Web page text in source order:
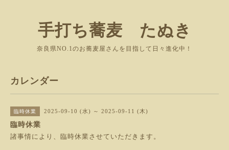
手打ち蕎麦 たぬき
奈良県NO.1のお蕎麦屋さんを目指して日々進化中！
カレンダー
臨時休業 2025-09-10 (水) ～ 2025-09-11 (木)
臨時休業
諸事情により、臨時休業させていただきます。